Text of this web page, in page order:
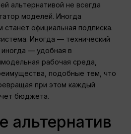
альтернативой не всегда
моделей. Иногда
официальная подписка.
Иногда — технический
— удобная в
рабочая среда,
подобные тем, что
при этом каждый
бюджета.
альтернатив